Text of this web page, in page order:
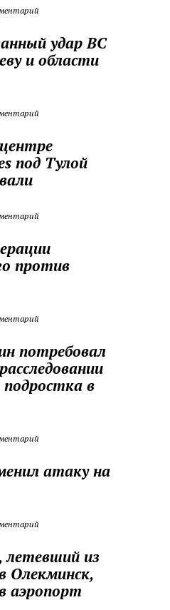
удар ВС
и области
под Тулой
против
потребовал
в
атаку на
из
Олекминск,
аэропорт